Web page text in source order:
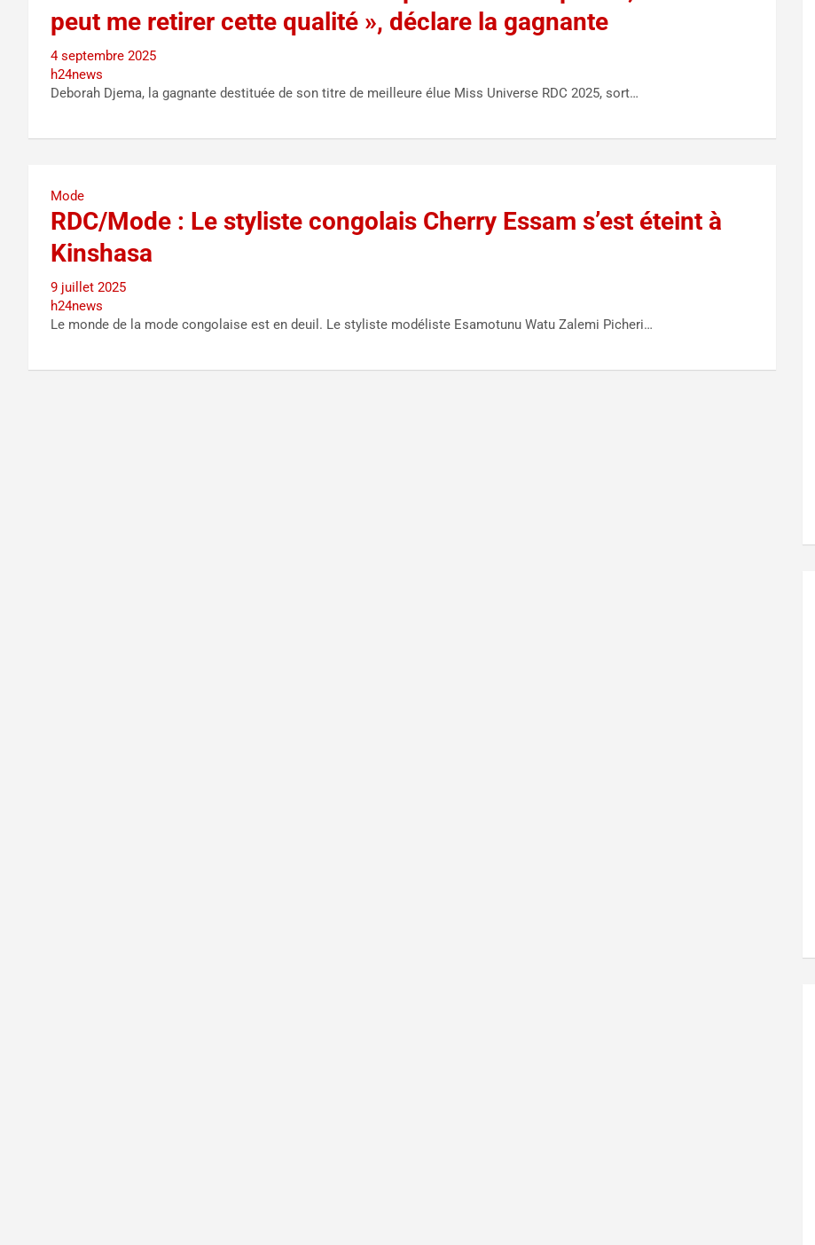
peut me retirer cette qualité », déclare la gagnante
4 septembre 2025
h24news
Deborah Djema, la gagnante destituée de son titre de meilleure élue Miss Universe RDC 2025, sort…
Mode
RDC/Mode : Le styliste congolais Cherry Essam s’est éteint à
Kinshasa
9 juillet 2025
h24news
Le monde de la mode congolaise est en deuil. Le styliste modéliste Esamotunu Watu Zalemi Picheri…